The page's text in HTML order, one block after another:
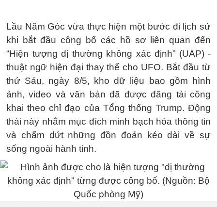
Lầu Năm Góc vừa thực hiện một bước đi lịch sử
khi bắt đầu công bố các hồ sơ liên quan đến
“Hiện tượng dị thường không xác định” (UAP) -
thuật ngữ hiện đại thay thế cho UFO. Bắt đầu từ
thứ Sáu, ngày 8/5, kho dữ liệu bao gồm hình
ảnh, video và văn bản đã được đăng tải công
khai theo chỉ đạo của Tổng thống Trump. Động
thái này nhằm mục đích minh bạch hóa thông tin
và chấm dứt những đồn đoán kéo dài về sự
sống ngoài hành tinh.